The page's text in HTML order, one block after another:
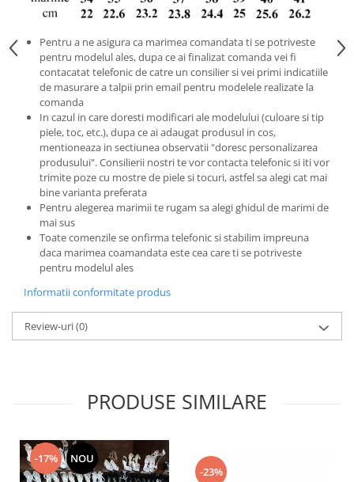
Pentru a ne asigura ca marimea comandata ti se potriveste
pentru modelul ales, dupa ce ai finalizat comanda vei fi
contacatat telefonic de catre un consilier si vei primi indicatiile
de masurare a talpii prin email pentru modelele realizate la
comanda
In cazul in care doresti modificari ale modelului (culoare si tip
piele, toc, etc.), dupa ce ai adaugat produsul in cos,
mentioneaza in sectiunea observatii "doresc personalizarea
produsului". Consilierii nostri te vor contacta telefonic si iti vor
trimite poze cu mostre de piele si tocuri, astfel sa alegi cat mai
bine varianta preferata
Pentru alegerea marimii te rugam sa alegi ghidul de marimi de
mai sus
Toate comenzile se onfirma telefonic si stabilim impreuna
daca marimea coamandata este cea care ti se potriveste
pentru modelul ales
Informatii conformitate produs
Review-uri(0)
PRODUSE SIMILARE
-17% NOU
-23%